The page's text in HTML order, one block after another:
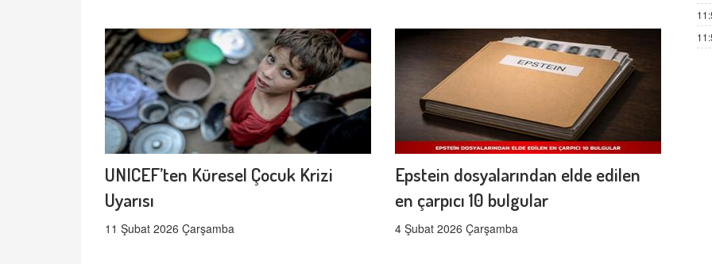
UNICEF’ten Küresel Çocuk Krizi
Uyarısı
11 Şubat 2026 Çarşamba
Epstein dosyalarından elde edilen
en çarpıcı 10 bulgular
4 Şubat 2026 Çarşamba